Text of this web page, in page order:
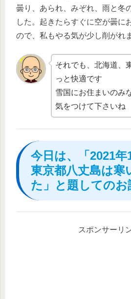
曇り、あられ、みぞれ、雨と冬
した。起きたらすぐに空が曇に
ので、私もやる気が少し削がれ
それでも、北海道、
っと快適です
雪国にお住まいのみ
気をつけて下さいね
今日は、「2021年
東京都八丈島は寒
た」と題してのお
スポンサーリ